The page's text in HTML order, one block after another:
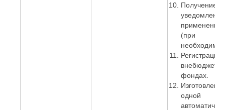
Получение
(при
Регистрация
фондах.
одной